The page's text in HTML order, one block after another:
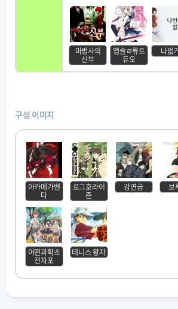
마법사의
신부
앱솔ㄹ류트
듀오
나없
구성 이미지
아카메가벤
다
로그호라이
즌
강연금 보
어떤과학초
전자포
테니스 왕자